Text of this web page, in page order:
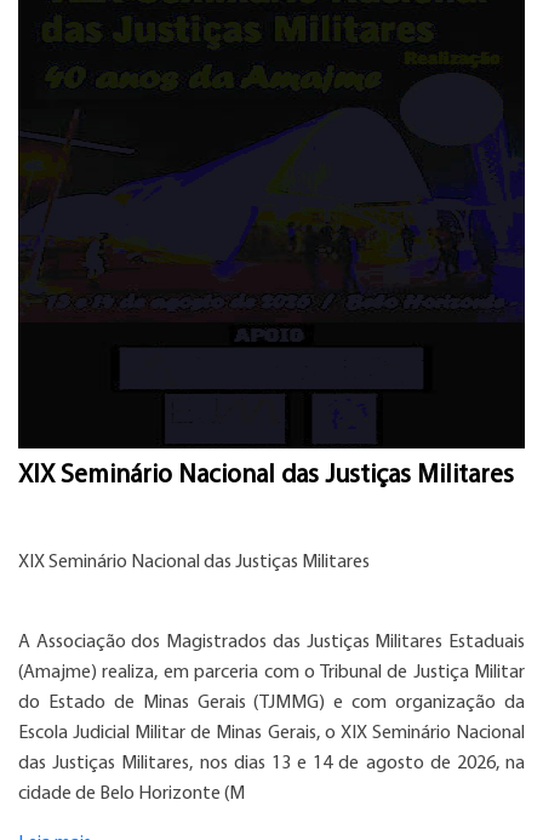
XIX Seminário Nacional das Justiças Militares
XIX Seminário Nacional das Justiças Militares
A Associação dos Magistrados das Justiças Militares Estaduais
(Amajme) realiza, em parceria com o Tribunal de Justiça Militar
do Estado de Minas Gerais (TJMMG) e com organização da
Escola Judicial Militar de Minas Gerais, o XIX Seminário Nacional
das Justiças Militares, nos dias 13 e 14 de agosto de 2026, na
cidade de Belo Horizonte (M